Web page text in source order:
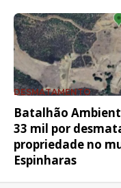
DESMATAMENTO
Batalhão
33 mil por
propriedade no
Espinharas